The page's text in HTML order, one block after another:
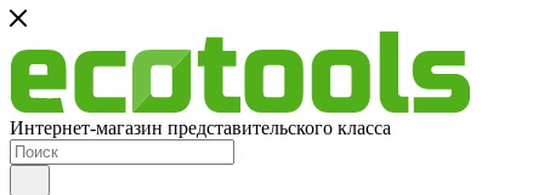
Интернет-магазин представительского класса